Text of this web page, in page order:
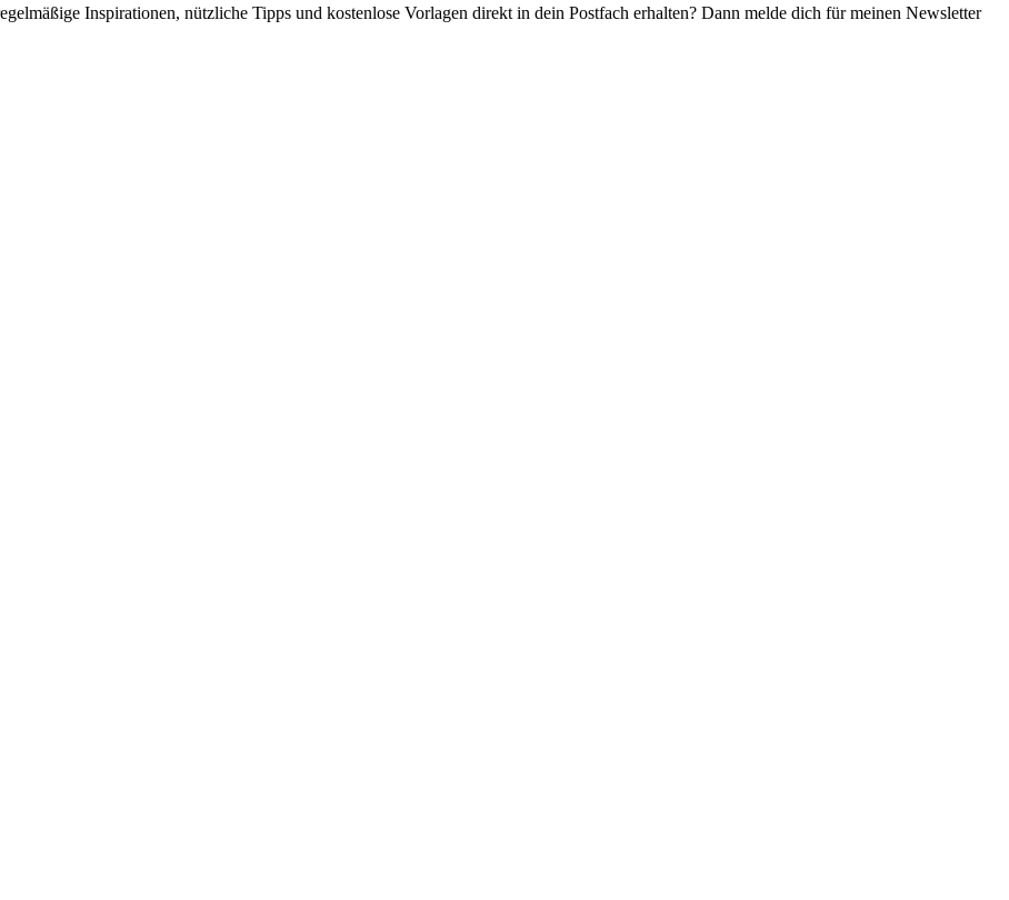
Inspirationen, nützliche Tipps und kostenlose Vorlagen direkt in dein Postfach erhalten? Dann melde dich für meinen Newsletter